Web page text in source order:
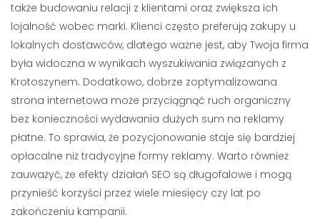
także budowaniu relacji z klientami oraz zwiększa ich
lojalność wobec marki. Klienci często preferują zakupy u
lokalnych dostawców, dlatego ważne jest, aby Twoja firma
była widoczna w wynikach wyszukiwania związanych z
Krotoszynem. Dodatkowo, dobrze zoptymalizowana
strona internetowa może przyciągnąć ruch organiczny
bez konieczności wydawania dużych sum na reklamy
płatne. To sprawia, że pozycjonowanie staje się bardziej
opłacalne niż tradycyjne formy reklamy. Warto również
zauważyć, że efekty działań SEO są długofalowe i mogą
przynieść korzyści przez wiele miesięcy czy lat po
zakończeniu kampanii.